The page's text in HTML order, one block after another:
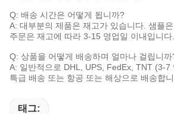
Q: 배송 시간은 어떻게 됩니까?
A: 대부분의 제품은 재고가 있습니다. 샘플
주문은 재고에 따라 3-15 영업일 이내입니다.
Q: 상품을 어떻게 배송하며 얼마나 걸립니까
A: 일반적으로 DHL, UPS, FedEx, TNT (3-7
특급 배송 또는 항공 또는 해상으로 배송합니
태그: